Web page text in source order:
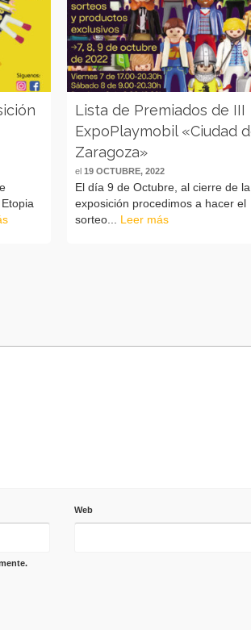
Lista de Premiados de III
ExpoPlaymobil «Ciudad
Zaragoza»
el19 OCTUBRE, 2022
El día 9 de Octubre, al cierre de la
exposición procedimos a hacer el
sorteo... Leer más
Web